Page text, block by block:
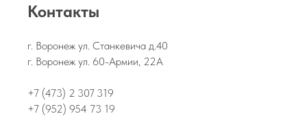
Контакты
г. Воронеж ул. Станкевича д.40
г. Воронеж ул. 60-Армии, 22А
+7 (473) 2 307 319
+7 (952) 954 73 19